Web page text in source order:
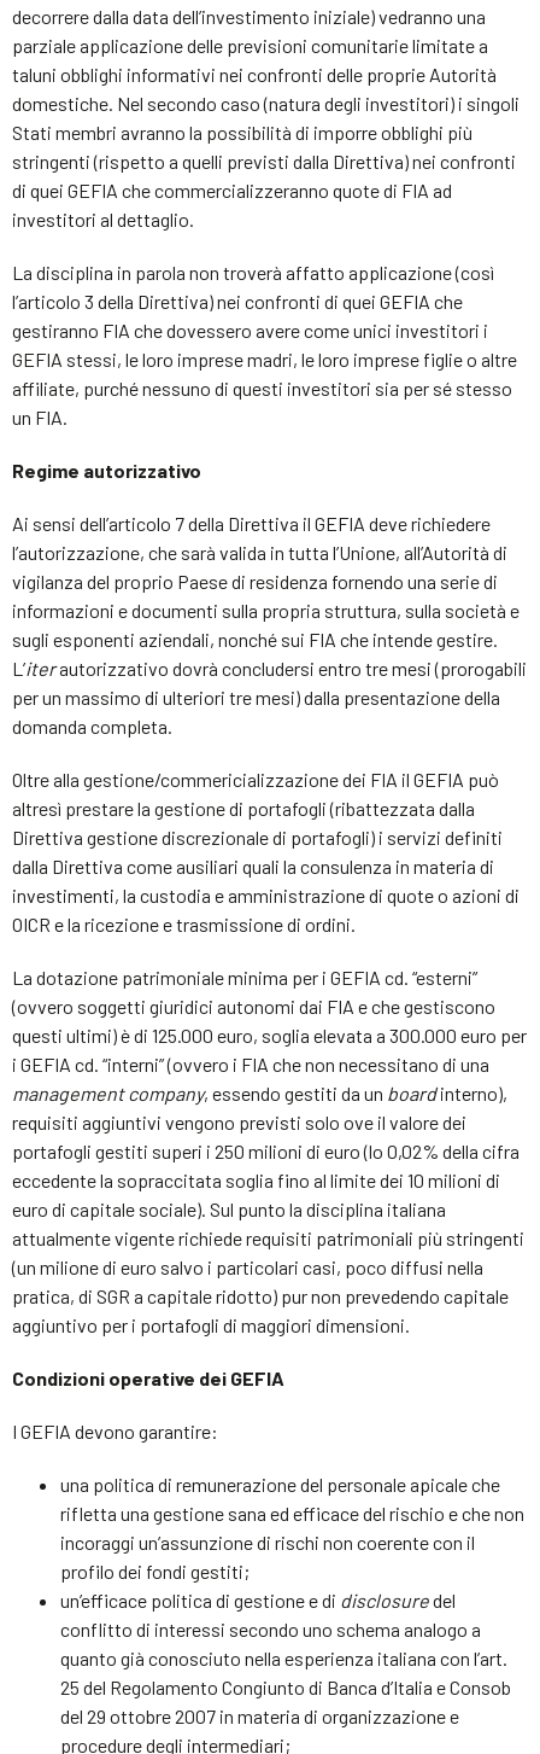
decorrere dalla data dell’investimento iniziale) vedranno una
parziale applicazione delle previsioni comunitarie limitate a
taluni obblighi informativi nei confronti delle proprie Autorità
domestiche. Nel secondo caso (natura degli investitori) i singoli
Stati membri avranno la possibilità di imporre obblighi più
stringenti (rispetto a quelli previsti dalla Direttiva) nei confronti
di quei GEFIA che commercializzeranno quote di FIA ad
investitori al dettaglio.
La disciplina in parola non troverà affatto applicazione (così
l’articolo 3 della Direttiva) nei confronti di quei GEFIA che
gestiranno FIA che dovessero avere come unici investitori i
GEFIA stessi, le loro imprese madri, le loro imprese figlie o altre
affiliate, purché nessuno di questi investitori sia per sé stesso
un FIA.
Regime autorizzativo
Ai sensi dell’articolo 7 della Direttiva il GEFIA deve richiedere
l’autorizzazione, che sarà valida in tutta l’Unione, all’Autorità di
vigilanza del proprio Paese di residenza fornendo una serie di
informazioni e documenti sulla propria struttura, sulla società e
sugli esponenti aziendali, nonché sui FIA che intende gestire.
L’iterautorizzativo dovrà concludersi entro tre mesi (prorogabili
per un massimo di ulteriori tre mesi) dalla presentazione della
domanda completa.
Oltre alla gestione/commericializzazione dei FIA il GEFIA può
altresì prestare la gestione di portafogli (ribattezzata dalla
Direttiva gestione discrezionale di portafogli) i servizi definiti
dalla Direttiva come ausiliari quali la consulenza in materia di
investimenti, la custodia e amministrazione di quote o azioni di
OICR e la ricezione e trasmissione di ordini.
La dotazione patrimoniale minima per i GEFIA cd. “esterni”
(ovvero soggetti giuridici autonomi dai FIA e che gestiscono
questi ultimi) è di 125.000 euro, soglia elevata a 300.000 euro per
i GEFIA cd. “interni” (ovvero i FIA che non necessitano di una
management company, essendo gestiti da un boardinterno),
requisiti aggiuntivi vengono previsti solo ove il valore dei
portafogli gestiti superi i 250 milioni di euro (lo 0,02% della cifra
eccedente la sopraccitata soglia fino al limite dei 10 milioni di
euro di capitale sociale). Sul punto la disciplina italiana
attualmente vigente richiede requisiti patrimoniali più stringenti
(un milione di euro salvo i particolari casi, poco diffusi nella
pratica, di SGR a capitale ridotto) pur non prevedendo capitale
aggiuntivo per i portafogli di maggiori dimensioni.
Condizioni operative dei GEFIA
I GEFIA devono garantire:
una politica di remunerazione del personale apicale che
rifletta una gestione sana ed efficace del rischio e che non
incoraggi un’assunzione di rischi non coerente con il
profilo dei fondi gestiti;
un’efficace politica di gestione e di disclosuredel
conflitto di interessi secondo uno schema analogo a
quanto già conosciuto nella esperienza italiana con l’art.
25 del Regolamento Congiunto di Banca d’Italia e Consob
del 29 ottobre 2007 in materia di organizzazione e
procedure degli intermediari;